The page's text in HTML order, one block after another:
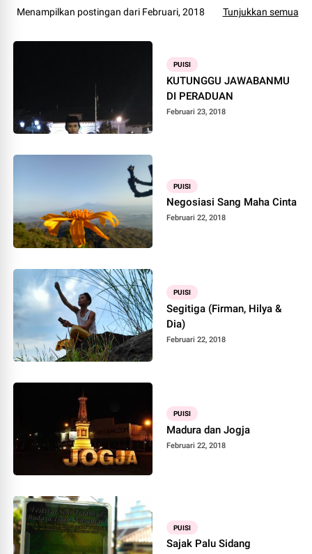
Menampilkan postingan dari Februari, 2018 Tunjukkan semua
PUISI
KUTUNGGU JAWABANMU
DI PERADUAN
Februari 23, 2018
PUISI
Negosiasi Sang Maha Cinta
Februari 22, 2018
PUISI
Segitiga (Firman, Hilya &
Dia)
Februari 22, 2018
PUISI
Madura dan Jogja
Februari 22, 2018
PUISI
Sajak Palu Sidang